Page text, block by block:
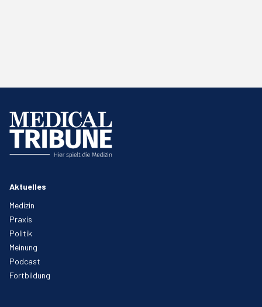
Aktuelles
Medizin
Praxis
Politik
Meinung
Podcast
Fortbildung